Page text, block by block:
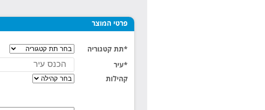
פרטי המוצר
*תת קטגוריה
*עיר
קהילות